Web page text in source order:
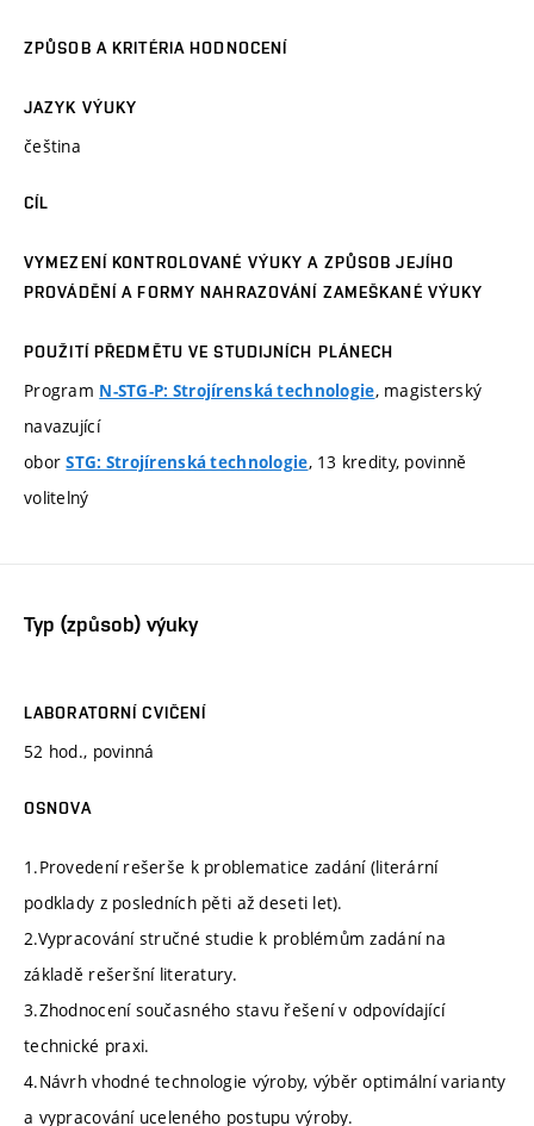
ZPŮSOB A KRITÉRIA HODNOCENÍ
JAZYK VÝUKY
čeština
CÍL
VYMEZENÍ KONTROLOVANÉ VÝUKY A ZPŮSOB JEJÍHO
PROVÁDĚNÍ A FORMY NAHRAZOVÁNÍ ZAMEŠKANÉ VÝUKY
POUŽITÍ PŘEDMĚTU VE STUDIJNÍCH PLÁNECH
Program N-STG-P: Strojírenská technologie, magisterský
navazující
oborSTG: Strojírenská technologie, 13 kredity, povinně
volitelný
Typ (způsob) výuky
LABORATORNÍ CVIČENÍ
52 hod., povinná
OSNOVA
1.Provedení rešerše k problematice zadání (literární
podklady z posledních pěti až deseti let).
2.Vypracování stručné studie k problémům zadání na
základě rešeršní literatury.
3.Zhodnocení současného stavu řešení v odpovídající
technické praxi.
4.Návrh vhodné technologie výroby, výběr optimální varianty
a vypracování uceleného postupu výroby.